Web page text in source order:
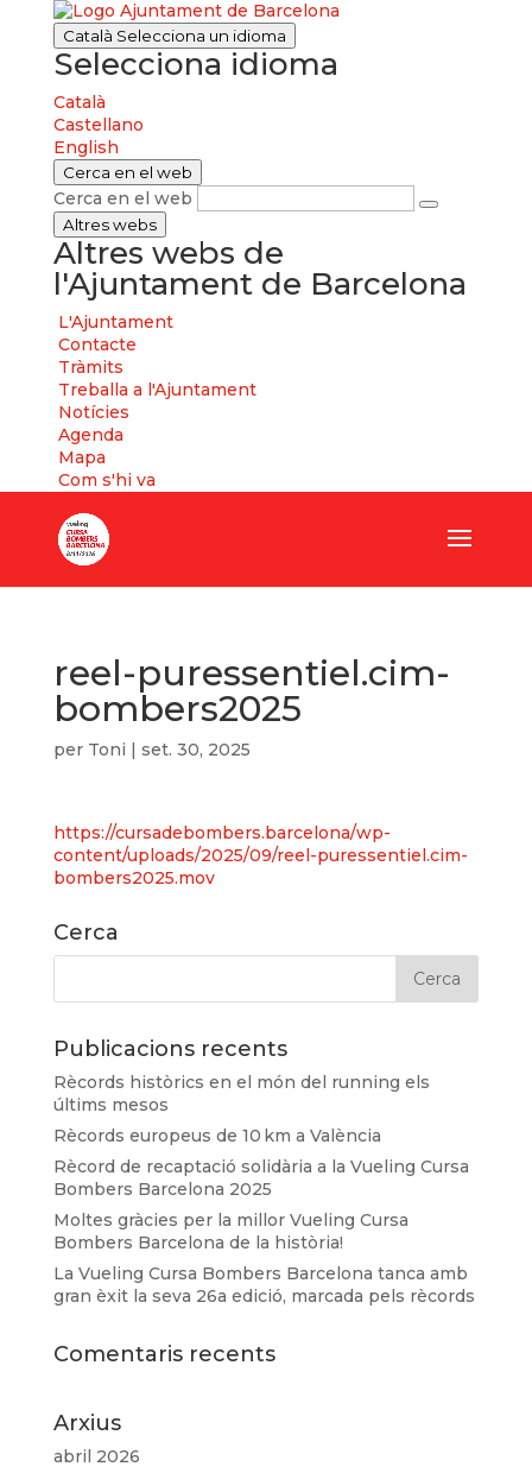
Català Selecciona un idioma
Selecciona idioma
Català
Castellano
English
Cerca en el web
Cerca en el web
Altres webs
Altres webs de
l'Ajuntament de Barcelona
L'Ajuntament
Contacte
Tràmits
Treballa a l'Ajuntament
Notícies
Agenda
Mapa
Com s'hi va
reel-puressentiel.cim-
bombers2025
per Toni | set. 30, 2025
https://cursadebombers.barcelona/wp-
content/uploads/2025/09/reel-puressentiel.cim-
bombers2025.mov
Cerca
Publicacions recents
Rècords històrics en el món del running els
últims mesos
Rècords europeus de 10 km a València
Rècord de recaptació solidària a la Vueling Cursa
Bombers Barcelona 2025
Moltes gràcies per la millor Vueling Cursa
Bombers Barcelona de la història!
La Vueling Cursa Bombers Barcelona tanca amb
gran èxit la seva 26a edició, marcada pels rècords
Comentaris recents
Arxius
abril 2026